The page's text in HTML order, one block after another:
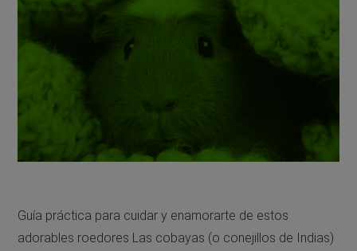
Guía práctica para cuidar y enamorarte de estos
adorables roedores Las cobayas (o conejillos de Indias)